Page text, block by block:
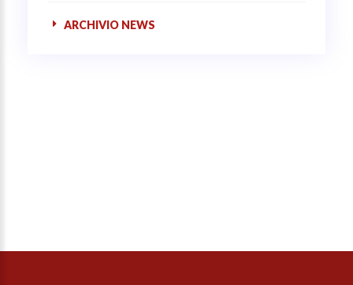
ARCHIVIO NEWS